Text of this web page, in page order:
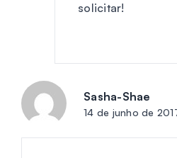
solicitar!
Sasha-Shae
14 de junho de